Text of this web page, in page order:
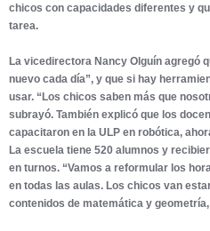
chicos con capacidades diferentes y
tarea.
La vicedirectora Nancy Olguín agregó
nuevo cada día”, y que si hay
usar. “Los chicos saben más que
subrayó. También explicó que los
capacitaron en la ULP en robótica,
La escuela tiene 520 alumnos y
en turnos. “Vamos a reformular los
en todas las aulas. Los chicos van
contenidos de matemática y